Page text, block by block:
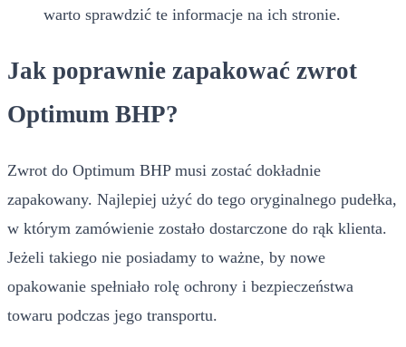
warto sprawdzić te informacje na ich stronie.
Jak poprawnie zapakować zwrot
Optimum BHP?
Zwrot do Optimum BHP musi zostać dokładnie
zapakowany. Najlepiej użyć do tego oryginalnego pudełka,
w którym zamówienie zostało dostarczone do rąk klienta.
Jeżeli takiego nie posiadamy to ważne, by nowe
opakowanie spełniało rolę ochrony i bezpieczeństwa
towaru podczas jego transportu.